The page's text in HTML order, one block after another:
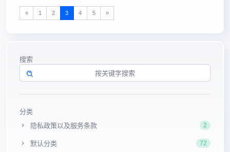
« 1 2 3 4 5 »
搜索
分类
隐私政策以及服务条款
2
默认分类 72